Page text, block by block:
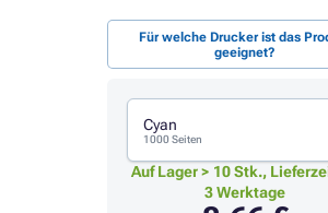
Für welche Drucker ist das
geeignet?
Cyan
1000 Seiten
Auf Lager > 10 Stk.,
3 Werktage